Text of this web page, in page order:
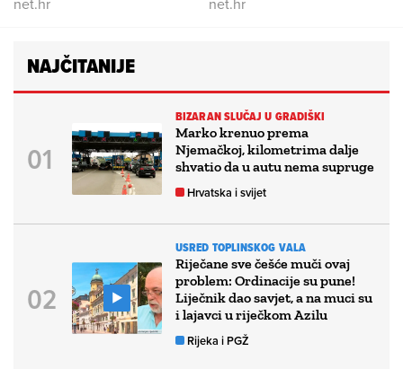
NAJČITANIJE
BIZARAN SLUČAJ U GRADIŠKI
Marko krenuo prema
Njemačkoj, kilometrima dalje
shvatio da u autu nema supruge
Hrvatska i svijet
USRED TOPLINSKOG VALA
Riječane sve češće muči ovaj
problem: Ordinacije su pune!
Liječnik dao savjet, a na muci su
i lajavci u riječkom Azilu
Rijeka i PGŽ